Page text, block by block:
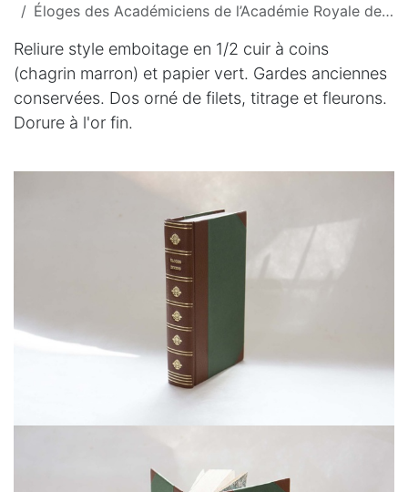
Éloges des Académiciens de l’Académie Royale des sciences - Marquis de Condorcet - 1773
Reliure style emboitage en 1/2 cuir à coins
(chagrin marron) et papier vert. Gardes anciennes
conservées. Dos orné de filets, titrage et fleurons.
Dorure à l'or fin.